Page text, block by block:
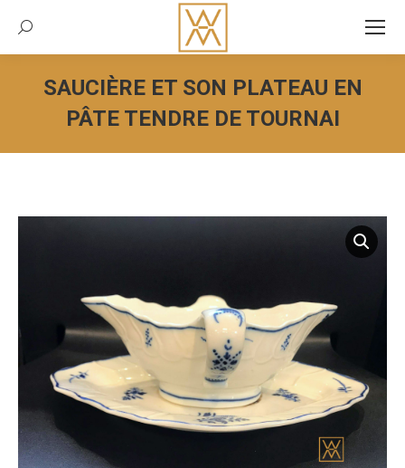
Recherche:
SAUCIÈRE ET SON PLATEAU EN
PÂTE TENDRE DE TOURNAI
Vous êtes ici :